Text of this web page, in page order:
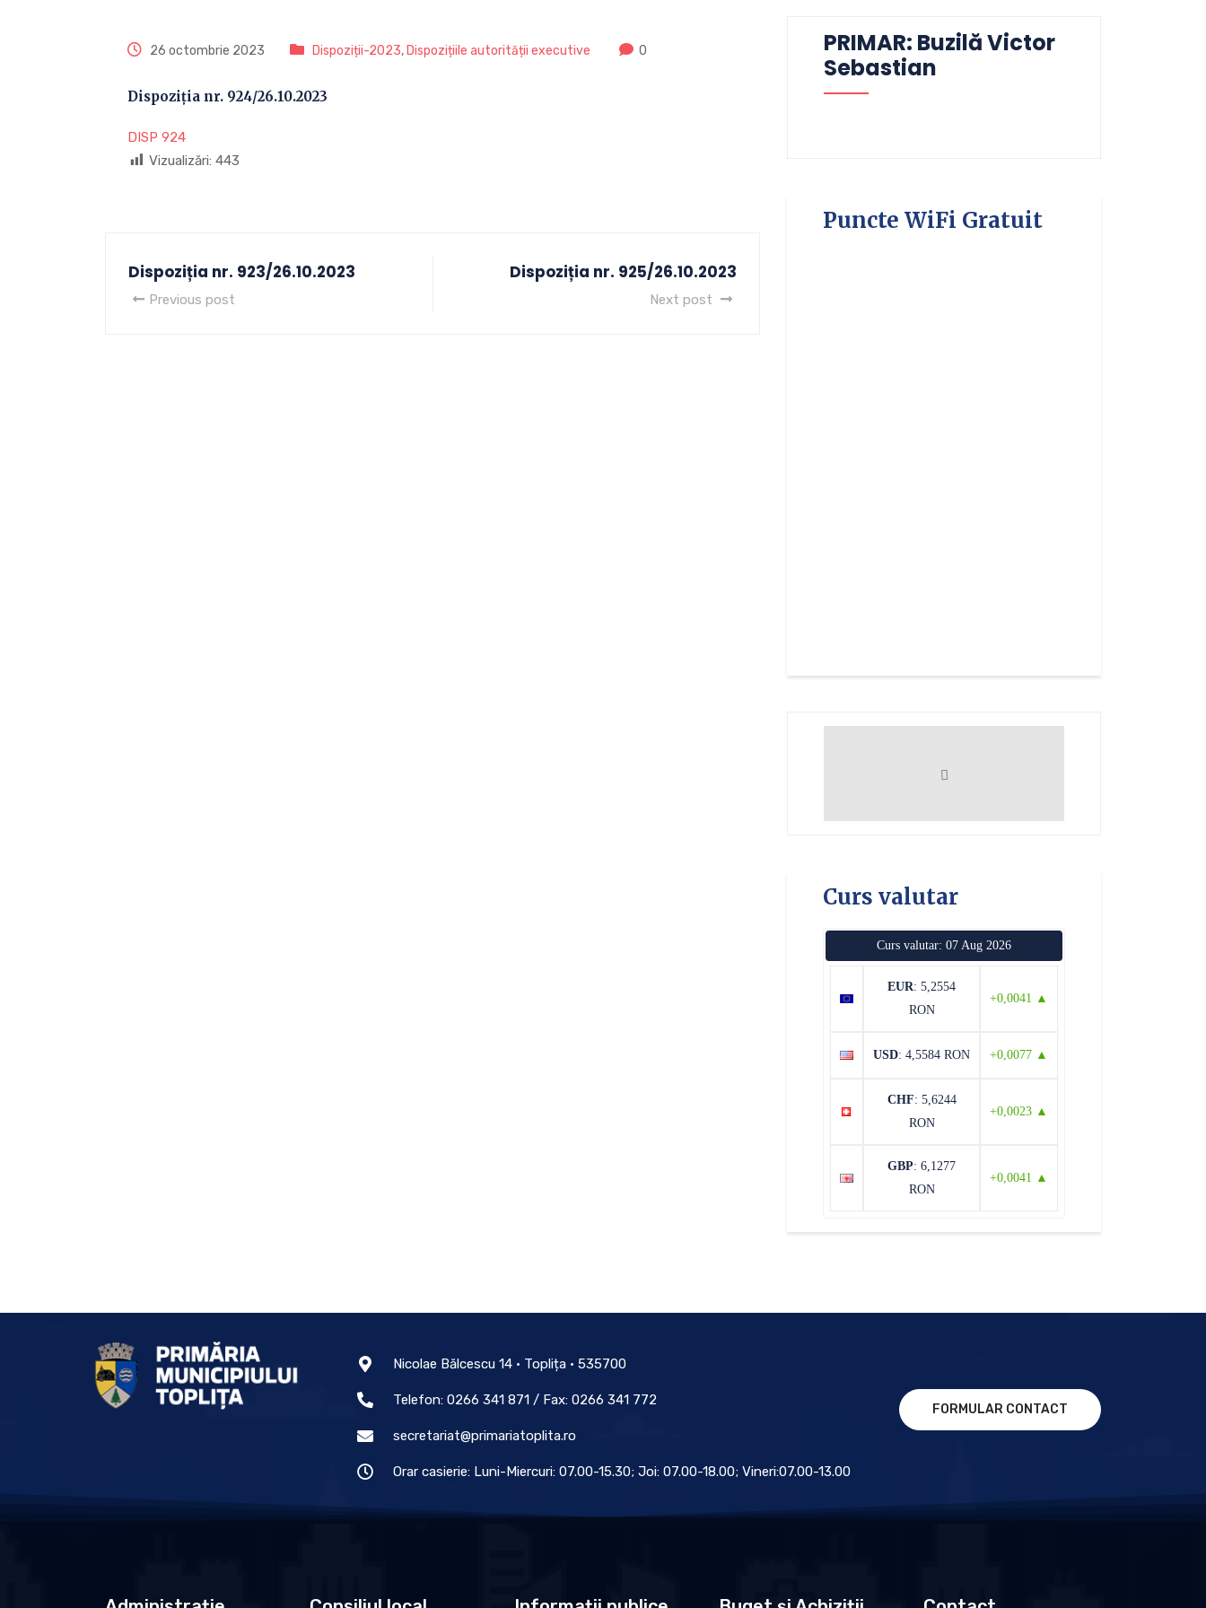
26 octombrie 2023 Dispoziții-2023, Dispozițiile autorității executive 0
Dispoziția nr. 924/26.10.2023
DISP 924
Vizualizări: 443
Dispoziția nr. 923/26.10.2023
Previous post
Dispoziția nr. 925/26.10.2023
Next post
PRIMAR: Buzilă Victor
Sebastian
Puncte WiFi Gratuit
Curs valutar
Curs valutar: 07 Aug 2026
EUR: 5,2554
RON
+0,0041 ▲
USD: 4,5584 RON +0,0077 ▲
CHF: 5,6244
RON
+0,0023 ▲
GBP: 6,1277
RON
+0,0041 ▲
Nicolae Bălcescu 14 • Toplița • 535700
Telefon: 0266 341 871 / Fax: 0266 341 772
secretariat@primariatoplita.ro
Orar casierie: Luni-Miercuri: 07.00-15.30; Joi: 07.00-18.00; Vineri:07.00-13.00
FORMULAR CONTACT